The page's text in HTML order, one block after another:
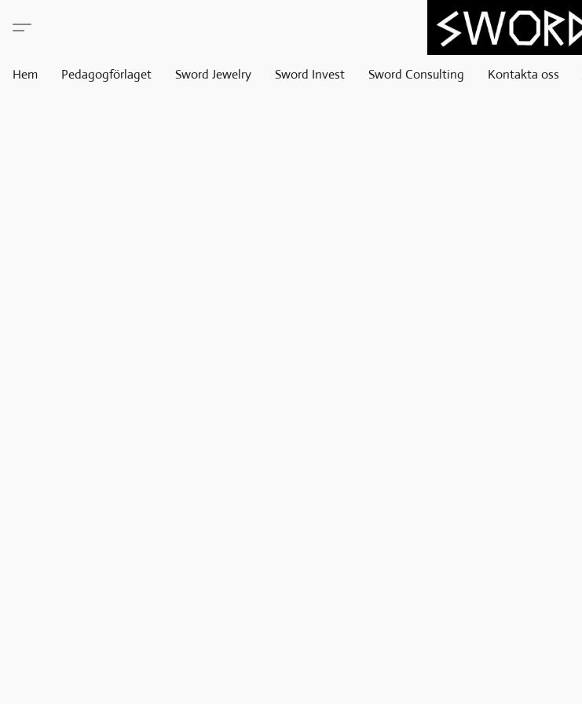
Hem Pedagogförlaget Sword Jewelry Sword Invest Sword Consulting Kontakta oss